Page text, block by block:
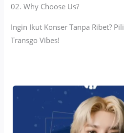
02. Why Choose Us?
Ingin Ikut Konser Tanpa Ribet?
Transgo Vibes!